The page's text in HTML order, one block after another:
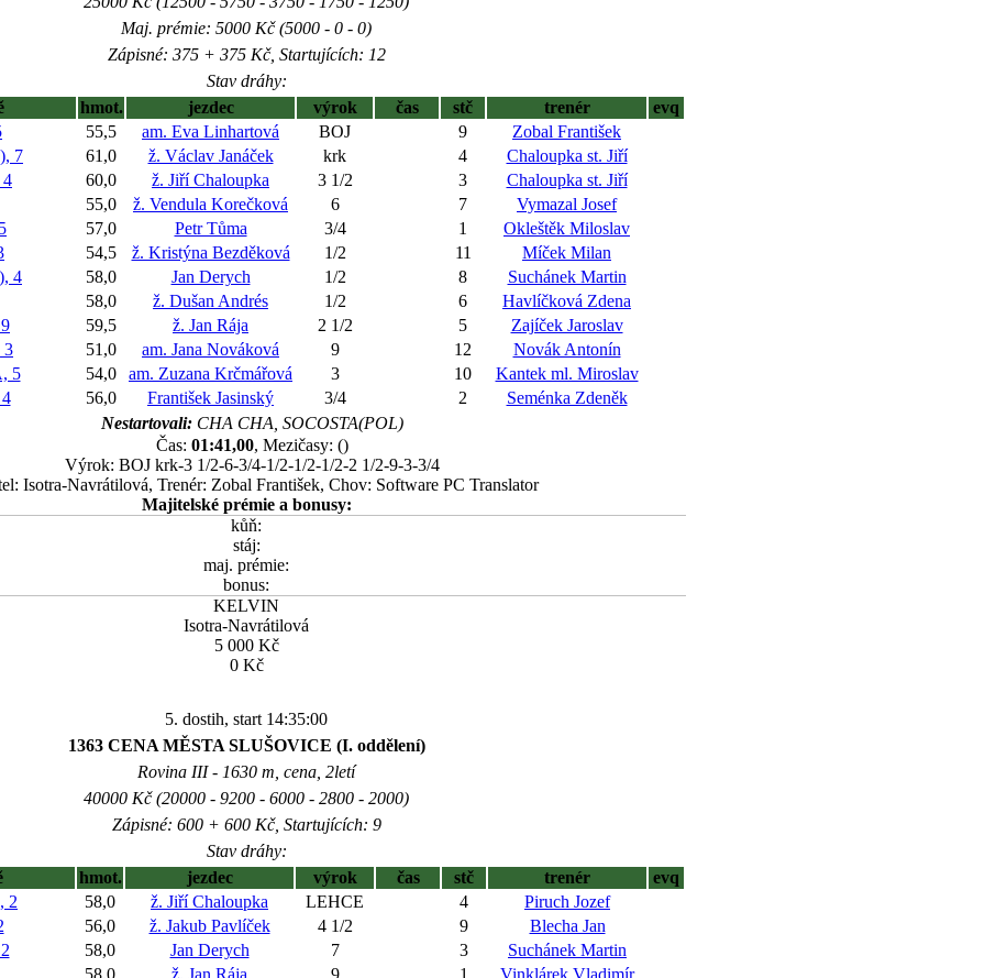
Maj. prémie: 5000 Kč (5000 - 0 - 0)
Zápisné: 375 + 375 Kč, Startujících: 12
Stav dráhy:
hmot. jezdec výrok čas stč trenér
evq
55,5 am. Eva Linhartová BOJ 9
Zobal František
7 61,0 ž. Václav Janáček krk 4
Chaloupka st. Jiří
4 60,0 ž. Jiří Chaloupka 3 1/2 3
Chaloupka st. Jiří
55,0 ž. Vendula Korečková 6 7
Vymazal Josef
57,0 Petr Tůma 3/4 1
Okleštěk Miloslav
54,5 ž. Kristýna Bezděková 1/2 11
Míček Milan
4 58,0 Jan Derych 1/2 8
Suchánek Martin
58,0 ž. Dušan Andrés 1/2 6
Havlíčková Zdena
59,5 ž. Jan Rája 2 1/2 5
Zajíček Jaroslav
3 51,0 am. Jana Nováková 9 12
Novák Antonín
5 54,0 am. Zuzana Krčmářová 3 10
Kantek ml. Miroslav
56,0 František Jasinský 3/4 2
Seménka Zdeněk
Nestartovali:CHA CHA, SOCOSTA(POL)
Čas: 01:41,00, Mezičasy: ()
Výrok: BOJ krk-3 1/2-6-3/4-1/2-1/2-1/2-2 1/2-9-3-3/4
Isotra-Navrátilová, Trenér: Zobal František, Chov: Software PC Translator
Majitelské prémie a bonusy:
kůň:
stáj:
maj. prémie:
bonus:
KELVIN
Isotra-Navrátilová
5 000 Kč
0 Kč
5. dostih, start 14:35:00
1363 CENA MĚSTA SLUŠOVICE (I. oddělení)
Rovina III - 1630 m, cena, 2letí
40000 Kč (20000 - 9200 - 6000 - 2800 - 2000)
Zápisné: 600 + 600 Kč, Startujících: 9
Stav dráhy:
hmot. jezdec výrok čas stč trenér
evq
2 58,0 ž. Jiří Chaloupka LEHCE 4
Piruch Jozef
56,0 ž. Jakub Pavlíček 4 1/2 9
Blecha Jan
58,0 Jan Derych 7 3
Suchánek Martin
58,0 ž. Jan Rája 9 1
Vinklárek Vladimír